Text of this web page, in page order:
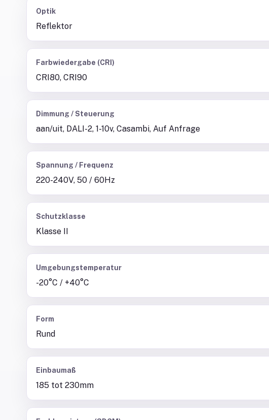
Optik
Reflektor
Farbwiedergabe (CRI)
CRI80, CRI90
Dimmung / Steuerung
aan/uit, DALI-2, 1-10v, Casambi, Auf Anfrage
Spannung / Frequenz
220-240V, 50 / 60Hz
Schutzklasse
Klasse II
Umgebungstemperatur
-20°C / +40°C
Form
Rund
Einbaumaß
185 tot 230mm